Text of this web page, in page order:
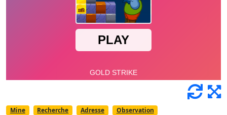
Mine Recherche Adresse Observation